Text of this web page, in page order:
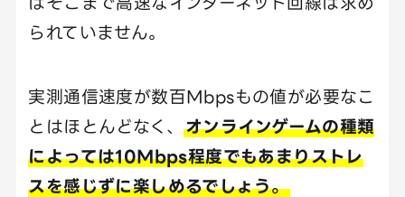
られていません。
実測通信速度が数百Mbpsもの値が必要なこ
とはほとんどなく、 オンラインゲームの種類
によっては10Mbps程度でもあまりストレ
スを感じずに楽しめるでしょう。